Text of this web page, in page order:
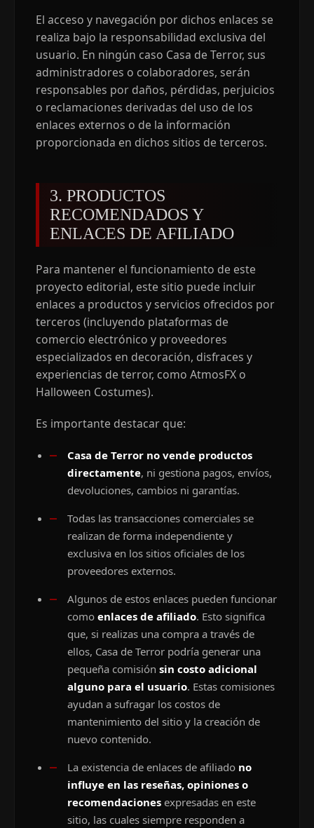
El acceso y navegación por dichos enlaces se
realiza bajo la responsabilidad exclusiva del
usuario. En ningún caso Casa de Terror, sus
administradores o colaboradores, serán
responsables por daños, pérdidas, perjuicios
o reclamaciones derivadas del uso de los
enlaces externos o de la información
proporcionada en dichos sitios de terceros.
3. PRODUCTOS
RECOMENDADOS Y
ENLACES DE AFILIADO
Para mantener el funcionamiento de este
proyecto editorial, este sitio puede incluir
enlaces a productos y servicios ofrecidos por
terceros (incluyendo plataformas de
comercio electrónico y proveedores
especializados en decoración, disfraces y
experiencias de terror, como AtmosFX o
Halloween Costumes).
Es importante destacar que:
Casa de Terror no vende productos
directamente, ni gestiona pagos, envíos,
devoluciones, cambios ni garantías.
Todas las transacciones comerciales se
realizan de forma independiente y
exclusiva en los sitios oficiales de los
proveedores externos.
Algunos de estos enlaces pueden funcionar
como enlaces de afiliado. Esto significa
que, si realizas una compra a través de
ellos, Casa de Terror podría generar una
pequeña comisión sin costo adicional
alguno para el usuario. Estas comisiones
ayudan a sufragar los costos de
mantenimiento del sitio y la creación de
nuevo contenido.
La existencia de enlaces de afiliado no
influye en las reseñas, opiniones o
recomendaciones expresadas en este
sitio, las cuales siempre responden a